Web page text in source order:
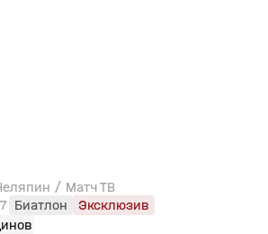
/ Матч ТВ
Биатлон
Эксклюзив